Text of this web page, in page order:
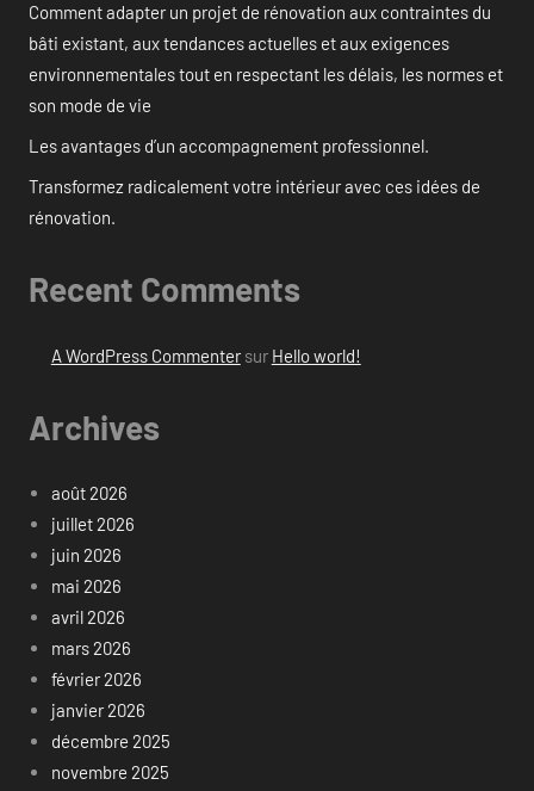
Comment adapter un projet de rénovation aux contraintes du
bâti existant, aux tendances actuelles et aux exigences
environnementales tout en respectant les délais, les normes et
son mode de vie
Les avantages d’un accompagnement professionnel.
Transformez radicalement votre intérieur avec ces idées de
rénovation.
Recent Comments
A WordPress Commentersur Hello world!
Archives
août 2026
juillet 2026
juin 2026
mai 2026
avril 2026
mars 2026
février 2026
janvier 2026
décembre 2025
novembre 2025